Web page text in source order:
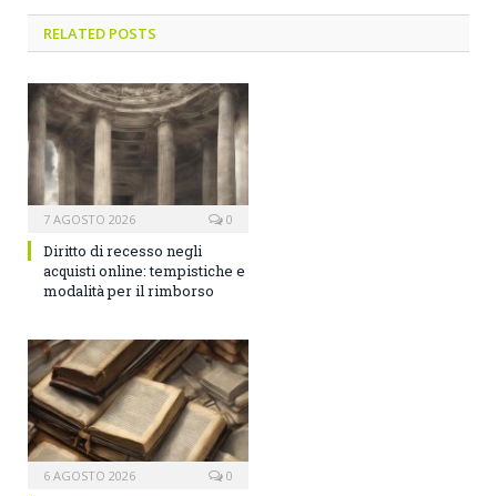
RELATED POSTS
7 AGOSTO 2026 0
Diritto di recesso negli
acquisti online: tempistiche e
modalità per il rimborso
6 AGOSTO 2026 0